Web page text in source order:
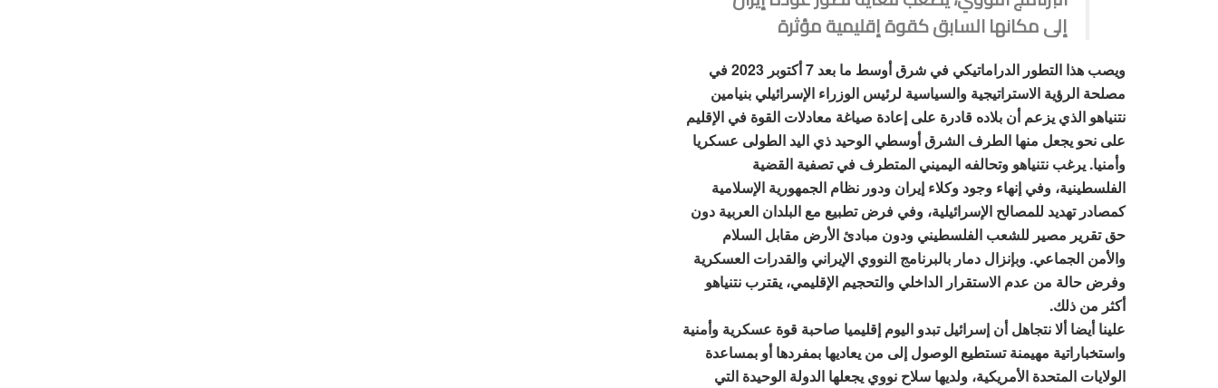
إلى مكانها السابق كقوة إقليمية مؤثرة
ويصب هذا التطور الدراماتيكي في شرق أوسط ما بعد 7 أكتوبر 2023 في
مصلحة الرؤية الاستراتيجية والسياسية لرئيس الوزراء الإسرائيلي بنيامين
نتنياهو الذي يزعم أن بلاده قادرة على إعادة صياغة معادلات القوة في الإقليم
على نحو يجعل منها الطرف الشرق أوسطي الوحيد ذي اليد الطولى عسكريا
وأمنيا. يرغب نتنياهو وتحالفه اليميني المتطرف في تصفية القضية
الفلسطينية، وفي إنهاء وجود وكلاء إيران ودور نظام الجمهورية الإسلامية
كمصادر تهديد للمصالح الإسرائيلية، وفي فرض تطبيع مع البلدان العربية دون
حق تقرير مصير للشعب الفلسطيني ودون مبادئ الأرض مقابل السلام
والأمن الجماعي. وبإنزال دمار بالبرنامج النووي الإيراني والقدرات العسكرية
وفرض حالة من عدم الاستقرار الداخلي والتحجيم الإقليمي، يقترب نتنياهو
أكثر من ذلك.
علينا أيضا ألا نتجاهل أن إسرائيل تبدو اليوم إقليميا صاحبة قوة عسكرية وأمنية
واستخباراتية مهيمنة تستطيع الوصول إلى من يعاديها بمفردها أو بمساعدة
الولايات المتحدة الأمريكية، ولديها سلاح نووي يجعلها الدولة الوحيدة التي